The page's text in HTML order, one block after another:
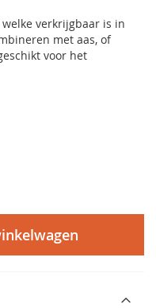
verkrijgbaar is in
met aas, of
voor het